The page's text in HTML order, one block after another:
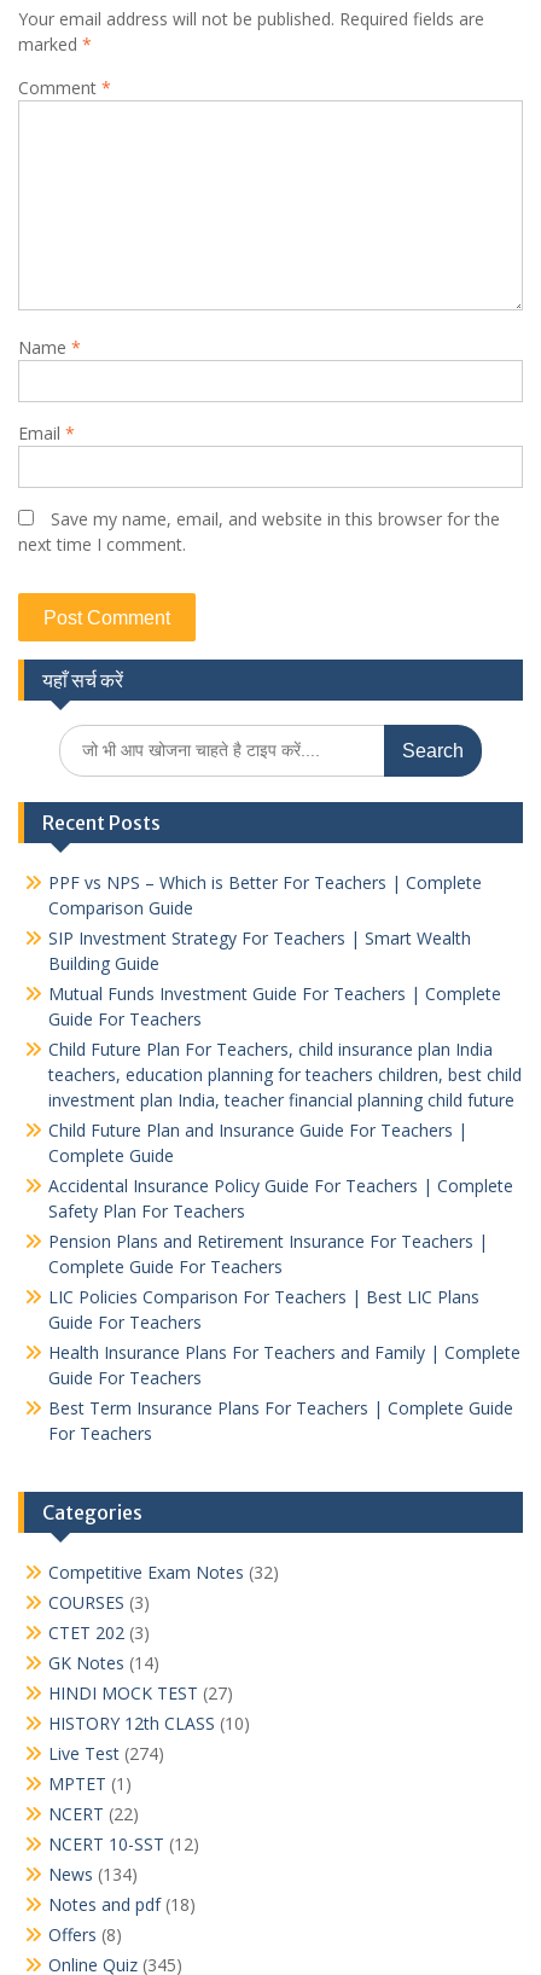
Your email address will not be published. Required fields are
marked *
Comment *
Name *
Email *
Save my name, email, and website in this browser for the
next time I comment.
यहाँ सर्च करें
Search
for:
Recent Posts
PPF vs NPS – Which is Better For Teachers | Complete
Comparison Guide
SIP Investment Strategy For Teachers | Smart Wealth
Building Guide
Mutual Funds Investment Guide For Teachers | Complete
Guide For Teachers
Child Future Plan For Teachers, child insurance plan India
teachers, education planning for teachers children, best child
investment plan India, teacher financial planning child future
Child Future Plan and Insurance Guide For Teachers |
Complete Guide
Accidental Insurance Policy Guide For Teachers | Complete
Safety Plan For Teachers
Pension Plans and Retirement Insurance For Teachers |
Complete Guide For Teachers
LIC Policies Comparison For Teachers | Best LIC Plans
Guide For Teachers
Health Insurance Plans For Teachers and Family | Complete
Guide For Teachers
Best Term Insurance Plans For Teachers | Complete Guide
For Teachers
Categories
Competitive Exam Notes (32)
COURSES (3)
CTET 202 (3)
GK Notes (14)
HINDI MOCK TEST (27)
HISTORY 12th CLASS (10)
Live Test (274)
MPTET (1)
NCERT (22)
NCERT 10-SST (12)
News (134)
Notes and pdf(18)
Offers (8)
Online Quiz (345)